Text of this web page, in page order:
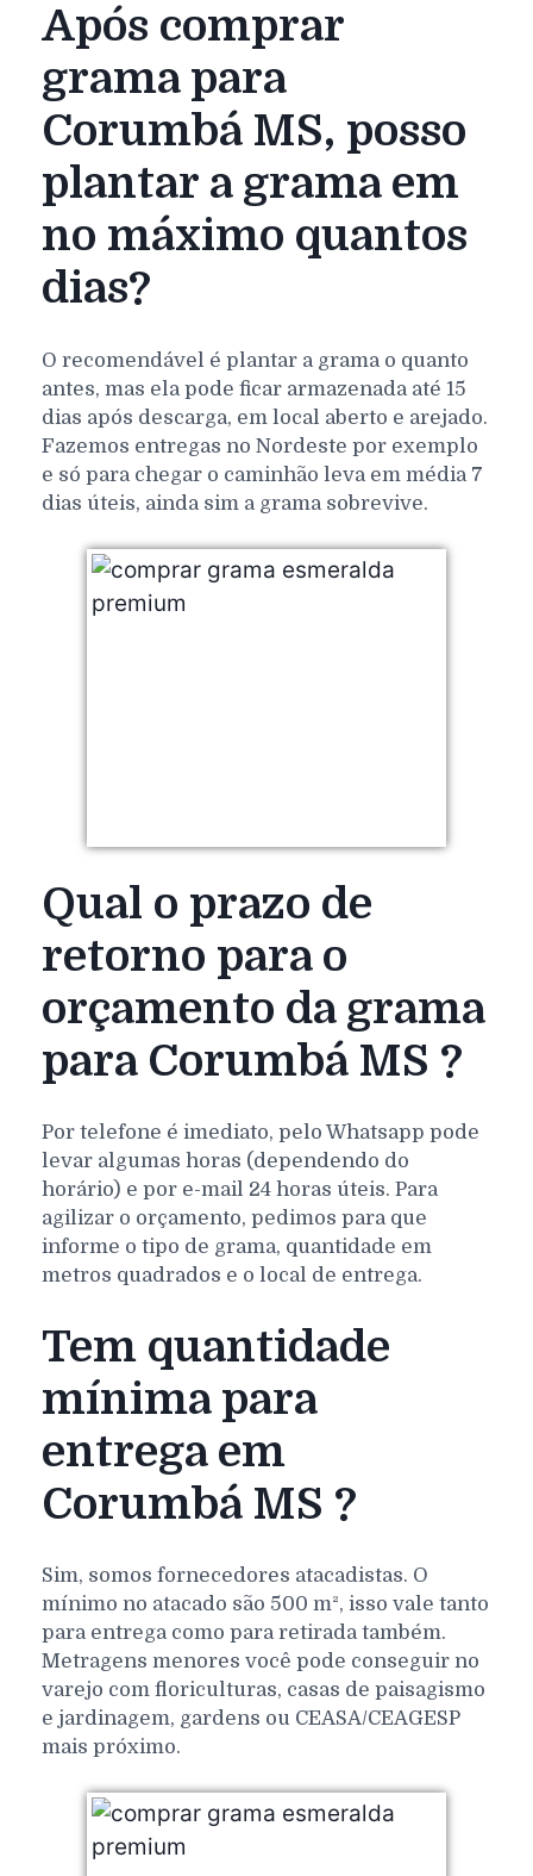
Após comprar
grama para
Corumbá MS, posso
plantar a grama em
no máximo quantos
dias?
O recomendável é plantar a grama o quanto
antes, mas ela pode ficar armazenada até 15
dias após descarga, em local aberto e arejado.
Fazemos entregas no Nordeste por exemplo
e só para chegar o caminhão leva em média 7
dias úteis, ainda sim a grama sobrevive.
Qual o prazo de
retorno para o
orçamento da grama
para Corumbá MS ?
Por telefone é imediato, pelo Whatsapp pode
levar algumas horas (dependendo do
horário) e por e-mail 24 horas úteis. Para
agilizar o orçamento, pedimos para que
informe o tipo de grama, quantidade em
metros quadrados e o local de entrega.
Tem quantidade
mínima para
entrega em
Corumbá MS ?
Sim, somos fornecedores atacadistas. O
mínimo no atacado são 500 m², isso vale tanto
para entrega como para retirada também.
Metragens menores você pode conseguir no
varejo com floriculturas, casas de paisagismo
e jardinagem, gardens ou CEASA/CEAGESP
mais próximo.